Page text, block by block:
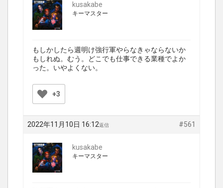
kusakabe
キーマスター
もしかしたら週明け強行軍やらなきゃならないか
もしれぬ。むう。どこでも仕事できる業種でよか
った。いやよくない。
+3
2022年11月10日 16:12 #561
返信
kusakabe
キーマスター